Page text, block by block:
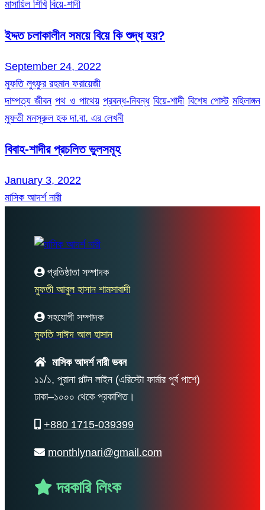
মাসায়িল শিখি বিয়ে-শাদী
ইদ্দত চলাকালীন সময়ে বিয়ে কি শুদ্ধ হয়?
September 24, 2022
মুফতি লুৎফুর রহমান ফরায়েজী
দাম্পত্য জীবন পথ ও পাথেয় প্রবন্ধ-নিবন্ধ বিয়ে-শাদী বিশেষ পোস্ট মহিলাঙ্গন
মুফতী মনসূরুল হক দা.বা. এর লেখনী
বিবাহ-শাদীর প্রচলিত ভুলসমূহ
January 3, 2022
মাসিক আদর্শ নারী
প্রতিষ্ঠাতা সম্পাদক
মুফতী আবুল হাসান শামসাবাদী
সহযোগী সম্পাদক
মুফতি সাঈদ আল হাসান
মাসিক আদর্শ নারী ভবন
১১/১, পুরানা পল্টন লাইন (এরিস্টো ফার্মার পূর্ব পাশে)
ঢাকা–১০০০ থেকে প্রকাশিত।
+880 1715-039399
monthlynari@gmail.com
দরকারি লিংক